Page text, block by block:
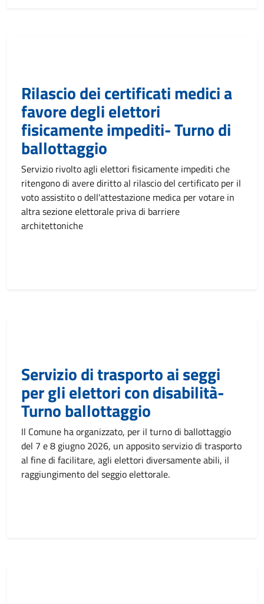
Rilascio dei certificati medici a
favore degli elettori
fisicamente impediti- Turno di
ballottaggio
Servizio rivolto agli elettori fisicamente impediti che
ritengono di avere diritto al rilascio del certificato per il
voto assistito o dell'attestazione medica per votare in
altra sezione elettorale priva di barriere
architettoniche
Servizio di trasporto ai seggi
per gli elettori con disabilità-
Turno ballottaggio
Il Comune ha organizzato, per il turno di ballottaggio
del 7 e 8 giugno 2026, un apposito servizio di trasporto
al fine di facilitare, agli elettori diversamente abili, il
raggiungimento del seggio elettorale.